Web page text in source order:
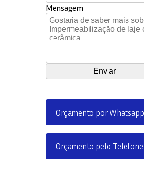
Mensagem
Orçamento por Whatsapp
Orçamento pelo Telefone